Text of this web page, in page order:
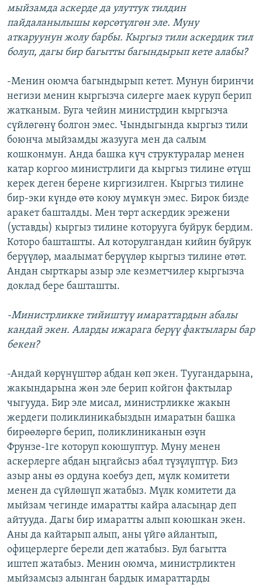
мыйзамда аскерде да улуттук тилдин
пайдаланылышы көрсөтүлгөн эле. Муну
аткаруунун жолу барбы. Кыргыз тили аскердик тил
болуп, дагы бир багытты багындырып кете алабы?
-Менин оюмча багындырып кетет. Мунун биринчи
негизи менин кыргызча силерге маек куруп берип
жатканым. Буга чейин министрдин кыргызча
сүйлөгөнү болгон эмес. Чындыгында кыргыз тили
боюнча мыйзамды жазууга мен да салым
кошконмун. Анда башка күч структуралар менен
катар коргоо министрлиги да кыргыз тилине өтүш
керек деген берене киргизилген. Кыргыз тилине
бир-эки күндө өтө коюу мүмкүн эмес. Бирок бизде
аракет башталды. Мен төрт аскердик эрежени
(уставды) кыргыз тилине которууга буйрук бердим.
Которо башташты. Ал которулгандан кийин буйрук
берүүлөр, маалымат берүүлөр кыргыз тилине өтөт.
Андан сырткары азыр эле кезметчилер кыргызча
доклад бере башташты.
-Министрликке тийиштүү имараттардын абалы
кандай экен. Аларды ижарага берүү фактылары бар
бекен?
-Андай көрүнүштөр абдан көп экен. Туугандарына,
жакындарына жөн эле берип койгон фактылар
чыгууда. Бир эле мисал, министрликке жакын
жердеги поликлиникабыздын имаратын башка
бирөөлөргө берип, поликлиниканын өзүн
Фрунзе-1ге которуп коюшуптур. Муну менен
аскерлерге абдан ыңгайсыз абал түзүлүптүр. Биз
азыр аны өз ордуна коебуз деп, мүлк комитети
менен да сүйлөшүп жатабыз. Мүлк комитети да
мыйзам чегинде имаратты кайра аласыңар деп
айтууда. Дагы бир имаратты алып коюшкан экен.
Аны да кайтарып алып, аны үйгө айлантып,
офицерлерге берели деп жатабыз. Бул багытта
иштеп жатабыз. Менин оюмча, министрликтен
мыйзамсыз алынган бардык имараттарды